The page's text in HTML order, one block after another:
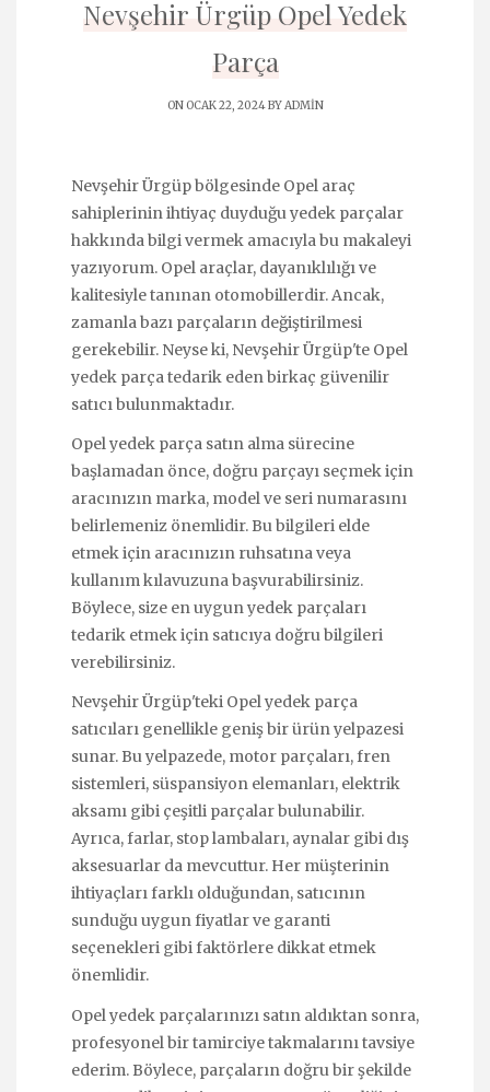
Nevşehir Ürgüp Opel Yedek
Parça
ON OCAK 22, 2024 BYADMIN
Nevşehir Ürgüp bölgesinde Opel araç
sahiplerinin ihtiyaç duyduğu yedek parçalar
hakkında bilgi vermek amacıyla bu makaleyi
yazıyorum. Opel araçlar, dayanıklılığı ve
kalitesiyle tanınan otomobillerdir. Ancak,
zamanla bazı parçaların değiştirilmesi
gerekebilir. Neyse ki, Nevşehir Ürgüp'te Opel
yedek parça tedarik eden birkaç güvenilir
satıcı bulunmaktadır.
Opel yedek parça satın alma sürecine
başlamadan önce, doğru parçayı seçmek için
aracınızın marka, model ve seri numarasını
belirlemeniz önemlidir. Bu bilgileri elde
etmek için aracınızın ruhsatına veya
kullanım kılavuzuna başvurabilirsiniz.
Böylece, size en uygun yedek parçaları
tedarik etmek için satıcıya doğru bilgileri
verebilirsiniz.
Nevşehir Ürgüp'teki Opel yedek parça
satıcıları genellikle geniş bir ürün yelpazesi
sunar. Bu yelpazede, motor parçaları, fren
sistemleri, süspansiyon elemanları, elektrik
aksamı gibi çeşitli parçalar bulunabilir.
Ayrıca, farlar, stop lambaları, aynalar gibi dış
aksesuarlar da mevcuttur. Her müşterinin
ihtiyaçları farklı olduğundan, satıcının
sunduğu uygun fiyatlar ve garanti
seçenekleri gibi faktörlere dikkat etmek
önemlidir.
Opel yedek parçalarınızı satın aldıktan sonra,
profesyonel bir tamirciye takmalarını tavsiye
ederim. Böylece, parçaların doğru bir şekilde